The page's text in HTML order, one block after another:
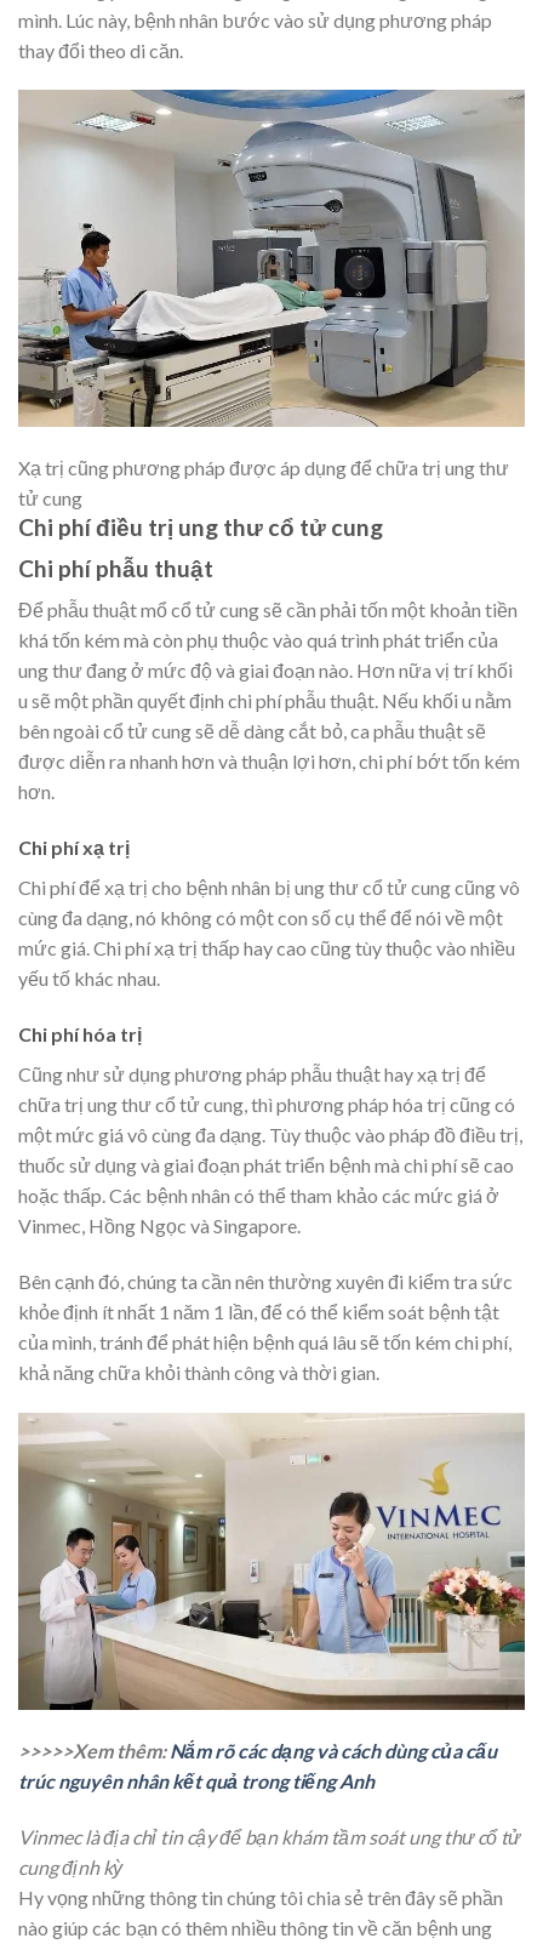
mình. Lúc này, bệnh nhân bước vào sử dụng phương pháp
thay đổi theo di căn.
Xạ trị cũng phương pháp được áp dụng để chữa trị ung thư
tử cung
Chi phí điều trị ung thư cổ tử cung
Chi phí phẫu thuật
Để phẫu thuật mổ cổ tử cung sẽ cần phải tốn một khoản tiền
khá tốn kém mà còn phụ thuộc vào quá trình phát triển của
ung thư đang ở mức độ và giai đoạn nào. Hơn nữa vị trí khối
u sẽ một phần quyết định chi phí phẫu thuật. Nếu khối u nằm
bên ngoài cổ tử cung sẽ dễ dàng cắt bỏ, ca phẫu thuật sẽ
được diễn ra nhanh hơn và thuận lợi hơn, chi phí bớt tốn kém
hơn.
Chi phí xạ trị
Chi phí để xạ trị cho bệnh nhân bị ung thư cổ tử cung cũng vô
cùng đa dạng, nó không có một con số cụ thể để nói về một
mức giá. Chi phí xạ trị thấp hay cao cũng tùy thuộc vào nhiều
yếu tố khác nhau.
Chi phí hóa trị
Cũng như sử dụng phương pháp phẫu thuật hay xạ trị để
chữa trị ung thư cổ tử cung, thì phương pháp hóa trị cũng có
một mức giá vô cùng đa dạng. Tùy thuộc vào pháp đồ điều trị,
thuốc sử dụng và giai đoạn phát triển bệnh mà chi phí sẽ cao
hoặc thấp. Các bệnh nhân có thể tham khảo các mức giá ở
Vinmec, Hồng Ngọc và Singapore.
Bên cạnh đó, chúng ta cần nên thường xuyên đi kiểm tra sức
khỏe định ít nhất 1 năm 1 lần, để có thể kiểm soát bệnh tật
của mình, tránh để phát hiện bệnh quá lâu sẽ tốn kém chi phí,
khả năng chữa khỏi thành công và thời gian.
>>>>>Xem thêm:Nắm rõ các dạng và cách dùng của cấu
trúc nguyên nhân kết quả trong tiếng Anh
Vinmec là địa chỉ tin cậy để bạn khám tầm soát ung thư cổ tử
cung định kỳ
Hy vọng những thông tin chúng tôi chia sẻ trên đây sẽ phần
nào giúp các bạn có thêm nhiều thông tin về căn bệnh ung